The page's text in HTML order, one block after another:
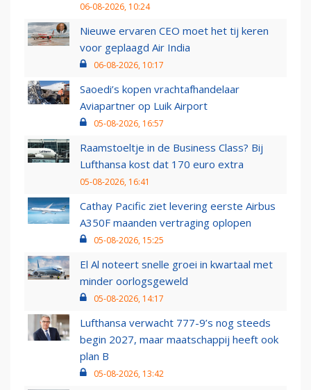
06-08-2026, 10:24
Nieuwe ervaren CEO moet het tij keren
voor geplaagd Air India
06-08-2026, 10:17
Saoedi’s kopen vrachtafhandelaar
Aviapartner op Luik Airport
05-08-2026, 16:57
Raamstoeltje in de Business Class? Bij
Lufthansa kost dat 170 euro extra
05-08-2026, 16:41
Cathay Pacific ziet levering eerste Airbus
A350F maanden vertraging oplopen
05-08-2026, 15:25
El Al noteert snelle groei in kwartaal met
minder oorlogsgeweld
05-08-2026, 14:17
Lufthansa verwacht 777-9’s nog steeds
begin 2027, maar maatschappij heeft ook
plan B
05-08-2026, 13:42